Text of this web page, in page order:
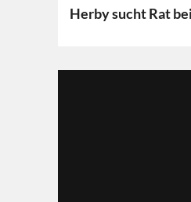
Herby sucht Rat